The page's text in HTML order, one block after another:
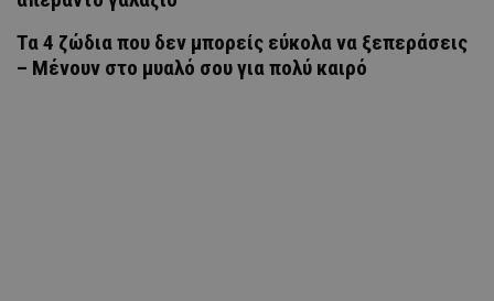
Τα 4 ζώδια που δεν μπορείς εύκολα να ξεπεράσεις
– Μένουν στο μυαλό σου για πολύ καιρό